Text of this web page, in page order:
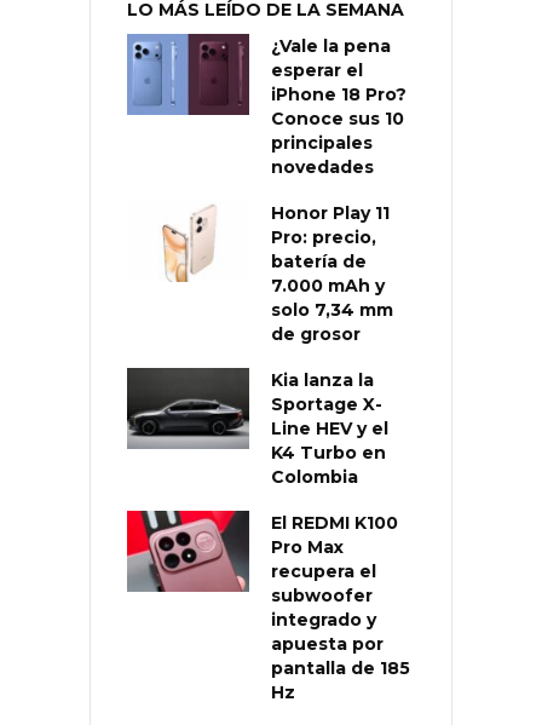
LO MÁS LEÍDO DE LA SEMANA
¿Vale la pena
esperar el
iPhone 18 Pro?
Conoce sus 10
principales
novedades
Honor Play 11
Pro: precio,
batería de
7.000 mAh y
solo 7,34 mm
de grosor
Kia lanza la
Sportage X-
Line HEV y el
K4 Turbo en
Colombia
El REDMI K100
Pro Max
recupera el
subwoofer
integrado y
apuesta por
pantalla de 185
Hz